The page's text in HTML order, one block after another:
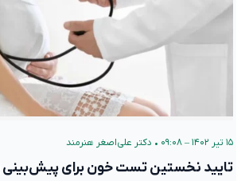
۱۵ تیر ۱۴۰۲ – ۰۹:۰۸ • دکتر علی‌اصغر هنرمند
تایید نخستین تست خون برای پیش‌بینی